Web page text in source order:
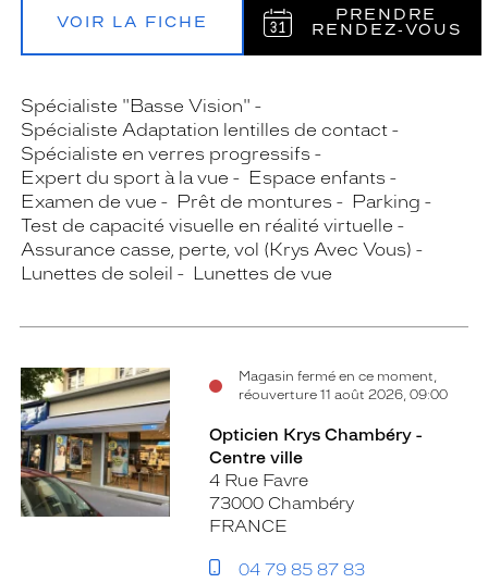
VOIR LA FICHE
PRENDRE
RENDEZ‑VOUS
Spécialiste "Basse Vision"
Spécialiste Adaptation lentilles de contact
Spécialiste en verres progressifs
Expert du sport à la vue
Espace enfants
Examen de vue
Prêt de montures
Parking
Test de capacité visuelle en réalité virtuelle
Assurance casse, perte, vol (Krys Avec Vous)
Lunettes de soleil
Lunettes de vue
Magasin fermé en ce moment,
réouverture 11 août 2026, 09:00
Opticien Krys Chambéry -
Centre ville
4 Rue Favre
73000 Chambéry
FRANCE
04 79 85 87 83